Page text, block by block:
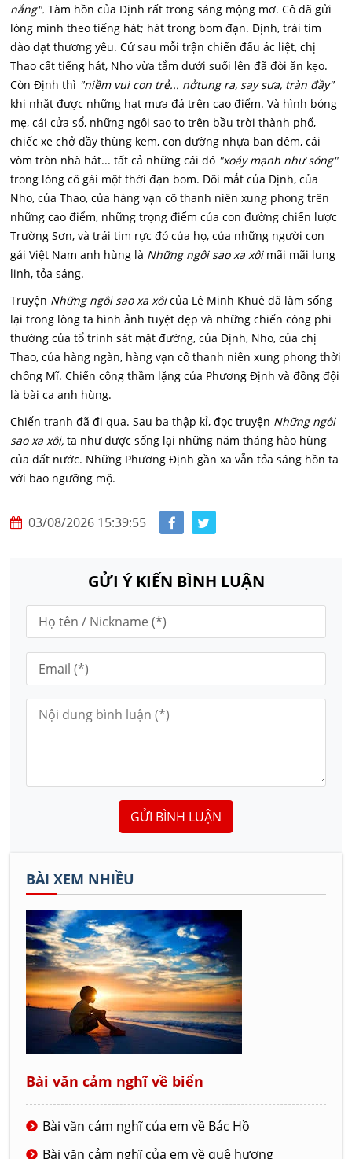
nắng". Tàm hồn của Định rất trong sáng mộng mơ. Cô đã gửi
lòng mình theo tiếng hát; hát trong bom đạn. Định, trái tim
dào dạt thương yêu. Cứ sau mỗi trận chiến đấu ác liệt, chị
Thao cất tiếng hát, Nho vừa tắm dưới suối lên đã đòi ăn kẹo.
Còn Định thì "niềm vui con trẻ... nởtung ra, say sưa, tràn đầy"
khi nhặt được những hạt mưa đá trên cao điểm. Và hình bóng
mẹ, cái cửa sổ, những ngôi sao to trên bầu trời thành phố,
chiếc xe chở đầy thùng kem, con đường nhựa ban đêm, cái
vòm tròn nhà hát... tất cả những cái đó "xoáy mạnh như sóng"
trong lòng cô gái một thời đạn bom. Đôi mắt của Định, của
Nho, của Thao, của hàng vạn cô thanh niên xung phong trên
những cao điểm, những trọng điểm của con đường chiến lược
Trường Sơn, và trái tim rực đỏ của họ, của những người con
gái Việt Nam anh hùng là Những ngôi sao xa xôi mãi mãi lung
linh, tỏa sáng.
Truyện Những ngôi sao xa xôicủa Lê Minh Khuê đã làm sống
lại trong lòng ta hình ảnh tuyệt đẹp và những chiến công phi
thường của tổ trinh sát mặt đường, của Định, Nho, của chị
Thao, của hàng ngàn, hàng vạn cô thanh niên xung phong thời
chống Mĩ. Chiến công thầm lặng của Phương Định và đồng đội
là bài ca anh hùng.
Chiến tranh đã đi qua. Sau ba thập kỉ, đọc truyện Những ngôi
sao xa xôi, ta như được sống lại những năm tháng hào hùng
của đất nước. Những Phương Định gần xa vẫn tỏa sáng hồn ta
với bao ngưỡng mộ.
03/08/2026 15:39:55
GỬI Ý KIẾN BÌNH LUẬN
GỬI BÌNH LUẬN
BÀI XEM NHIỀU
Bài văn cảm nghĩ về biển
Bài văn cảm nghĩ của em về Bác Hồ
Bài văn cảm nghĩ của em về quê hương